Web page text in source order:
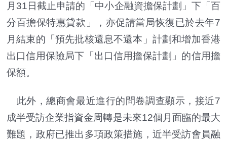
月31日截止申請的「中小企融資擔保計劃」下「百
分百擔保特惠貸款」，亦促請當局恢復已於去年7
月結束的「預先批核還息不還本」計劃和增加香港
出口信用保險局下「出口信用擔保計劃」的信用擔
保額。
此外，總商會最近進行的問卷調查顯示，接近7
成半受訪企業指資金周轉是未來12個月面臨的最大
難題，政府已推出多項政策措施，近半受訪會員融